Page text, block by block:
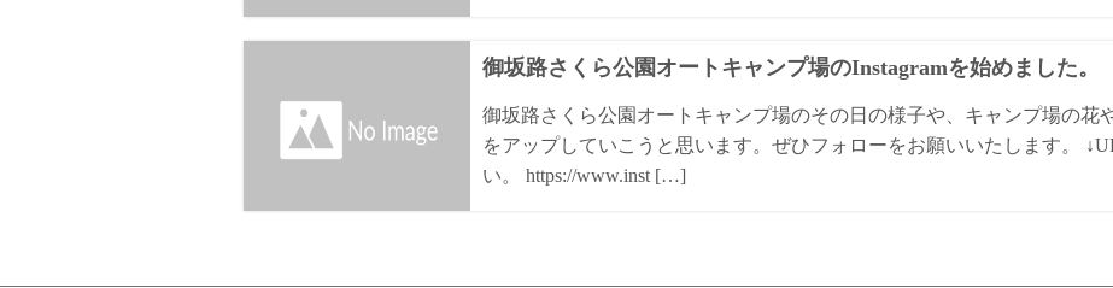
御坂路さくら公園オートキャンプ場のInstagramを始めました。
御坂路さくら公園オートキャンプ場のその日の様子や、キャンプ場の花
をアップしていこうと思います。ぜひフォローをお願いいたします。
い。 https://www.inst […]